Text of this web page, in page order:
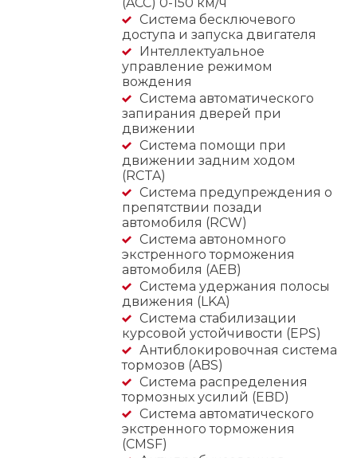
Система бесключевого
доступа и запуска двигателя
Интеллектуальное
управление режимом
вождения
Система автоматического
запирания дверей при
движении
Система помощи при
движении задним ходом
(RCTA)
Система предупреждения о
препятствии позади
автомобиля (RCW)
Cистема автономного
экстренного торможения
автомобиля (AEB)
Система удержания полосы
движения (LKA)
Система стабилизации
курсовой устойчивости (EPS)
Антиблокировочная система
тормозов (ABS)
Система распределения
тормозных усилий (EBD)
Система автоматического
экстренного торможения
(CMSF)